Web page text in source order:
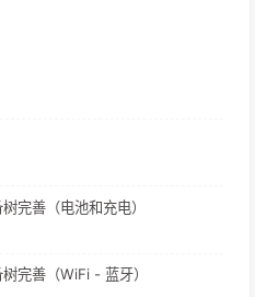
完善（电池和充电）
完善（WiFi - 蓝牙）